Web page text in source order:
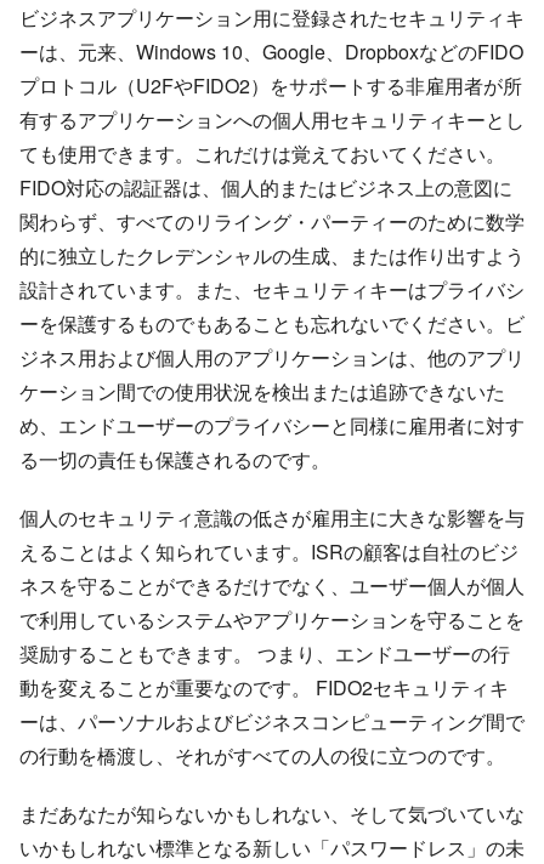
ビジネスアプリケーション用に登録されたセキュリティキ
ーは、元来、Windows 10、Google、DropboxなどのFIDO
プロトコル（U2FやFIDO2）をサポートする非雇用者が所
有するアプリケーションへの個人用セキュリティキーとし
ても使用できます。これだけは覚えておいてください。
FIDO対応の認証器は、個人的またはビジネス上の意図に
関わらず、すべてのリライング・パーティーのために数学
的に独立したクレデンシャルの生成、または作り出すよう
設計されています。また、セキュリティキーはプライバシ
ーを保護するものでもあることも忘れないでください。ビ
ジネス用および個人用のアプリケーションは、他のアプリ
ケーション間での使用状況を検出または追跡できないた
め、エンドユーザーのプライバシーと同様に雇用者に対す
る一切の責任も保護されるのです。
個人のセキュリティ意識の低さが雇用主に大きな影響を与
えることはよく知られています。ISRの顧客は自社のビジ
ネスを守ることができるだけでなく、ユーザー個人が個人
で利用しているシステムやアプリケーションを守ることを
奨励することもできます。 つまり、エンドユーザーの行
動を変えることが重要なのです。 FIDO2セキュリティキ
ーは、パーソナルおよびビジネスコンピューティング間で
の行動を橋渡し、それがすべての人の役に立つのです。
まだあなたが知らないかもしれない、そして気づいていな
いかもしれない標準となる新しい「パスワードレス」の未